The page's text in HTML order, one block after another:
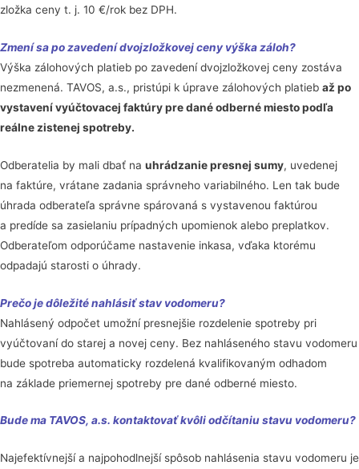
zložka ceny t. j. 10 €/rok bez DPH.
Zmení sa po zavedení dvojzložkovej ceny výška záloh?
Výška zálohových platieb po zavedení dvojzložkovej ceny zostáva
nezmenená. TAVOS, a.s., pristúpi k úprave zálohových platieb až po
vystavení vyúčtovacej faktúry pre dané odberné miesto podľa
reálne zistenej spotreby.
Odberatelia by mali dbať na uhrádzanie presnej sumy, uvedenej
na faktúre, vrátane zadania správneho variabilného. Len tak bude
úhrada odberateľa správne spárovaná s vystavenou faktúrou
a predíde sa zasielaniu prípadných upomienok alebo preplatkov.
Odberateľom odporúčame nastavenie inkasa, vďaka ktorému
odpadajú starosti o úhrady.
Prečo je dôležité nahlásiť stav vodomeru?
Nahlásený odpočet umožní presnejšie rozdelenie spotreby pri
vyúčtovaní do starej a novej ceny. Bez nahláseného stavu vodomeru
bude spotreba automaticky rozdelená kvalifikovaným odhadom
na základe priemernej spotreby pre dané odberné miesto.
Bude ma TAVOS, a.s. kontaktovať kvôli odčítaniu stavu vodomeru?
Najefektívnejší a najpohodlnejší spôsob nahlásenia stavu vodomeru je